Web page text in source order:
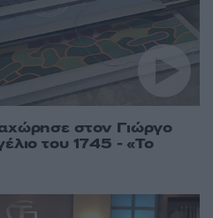
στον Γιώργο
του 1745 - «Το